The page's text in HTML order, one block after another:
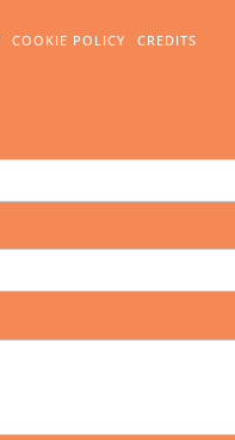
COOKIE POLICY CREDITS